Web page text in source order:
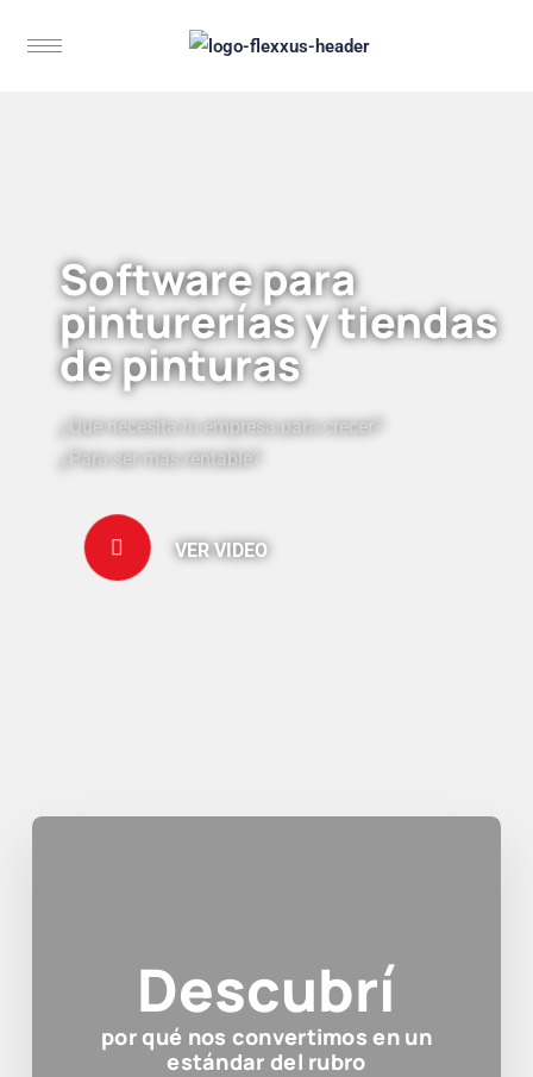
Software para
pinturerías y tiendas
de pinturas
¿Qué necesita tu empresa para crecer?
¿Para ser más rentable?
VER VIDEO
Descubrí
por qué nos convertimos en un
estándar del rubro